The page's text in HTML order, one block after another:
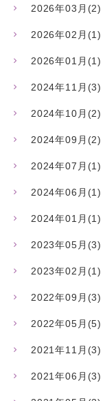
2026年03月(2)
2026年02月(1)
2026年01月(1)
2024年11月(3)
2024年10月(2)
2024年09月(2)
2024年07月(1)
2024年06月(1)
2024年01月(1)
2023年05月(3)
2023年02月(1)
2022年09月(3)
2022年05月(5)
2021年11月(3)
2021年06月(3)